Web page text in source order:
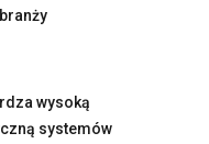
wysoką
systemów